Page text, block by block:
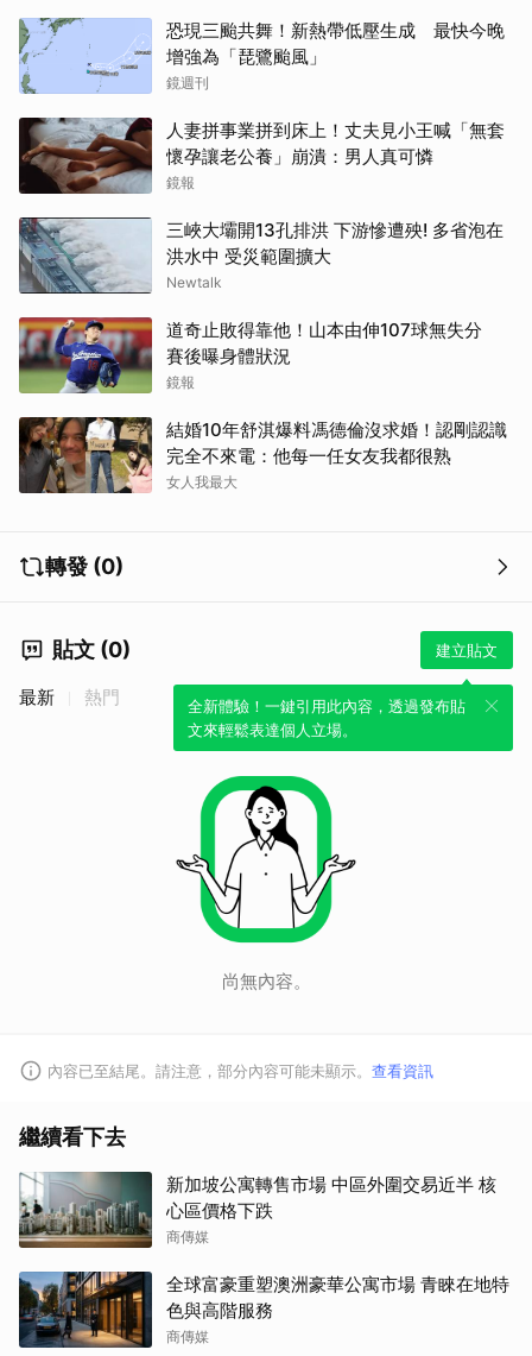
恐現三颱共舞！新熱帶低壓生成 最快今晚
增強為「琵鷺颱風」
鏡週刊
人妻拼事業拼到床上！丈夫見小王喊「無套
懷孕讓老公養」崩潰：男人真可憐
鏡報
三峽大壩開13孔排洪 下游慘遭殃! 多省泡在
洪水中 受災範圍擴大
Newtalk
道奇止敗得靠他！山本由伸107球無失分
賽後曝身體狀況
鏡報
結婚10年舒淇爆料馮德倫沒求婚！認剛認識
完全不來電：他每一任女友我都很熟
女人我最大
轉發 (0)
貼文 (0) 建立貼文
全新體驗！一鍵引用此內容，透過發布貼
文來輕鬆表達個人立場。
最新 熱門
尚無內容。
內容已至結尾。請注意，部分內容可能未顯示。 查看資訊
繼續看下去
新加坡公寓轉售市場 中區外圍交易近半 核
心區價格下跌
商傳媒
全球富豪重塑澳洲豪華公寓市場 青睞在地特
色與高階服務
商傳媒